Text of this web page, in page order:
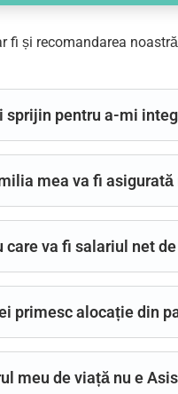
fi și recomandarea
sprijin pentru a-mi
mea va fi asigurată
care va fi salariul net
primesc alocație din
meu de viață nu e